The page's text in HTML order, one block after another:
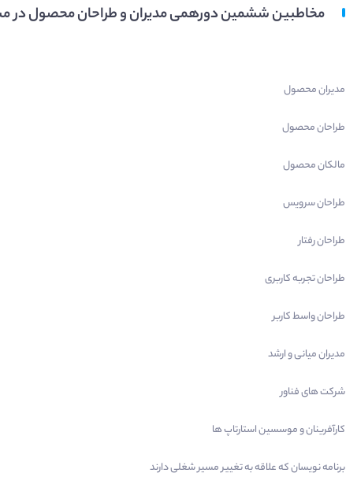
مخاطبین ششمین دورهمی مدیران و طراحان محصول در
مدیران محصول
طراحان محصول
مالکان محصول
طراحان سرویس
طراحان رفتار
طراحان تجربه کاربری
طراحان واسط کاربر
مدیران میانی و ارشد
شرکت های فناور
کارآفرینان و موسسین استارتاپ ها
برنامه نویسان که علاقه به تغییر مسیر شغلی دارند